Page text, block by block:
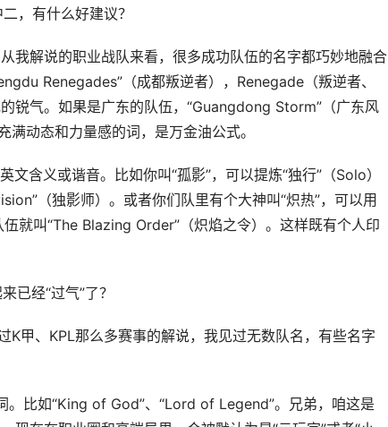
，有什么好建议？
我解说的职业战队来看，很多成功队伍的名字都巧妙地融合
Renegades”（成都叛逆者），Renegade（叛逆者、
锐气。如果是广东的队伍，“Guangdong Storm”（广东风
动态和力量感的词，是万金油公式。
含义或谐音。比如你叫“孤影”，可以提炼“独行”（Solo）
（独影师）。或者你们队里有个大神叫“炽热”，可以用
就叫“The Blazing Order”（炽焰之令）。这样既有个人印
已经“过气”了？
K甲、KPL那么多赛事的解说，我见过无数队名，有些名字
。比如“King of God”、“Lord of Legend”。兄弟，咱这是